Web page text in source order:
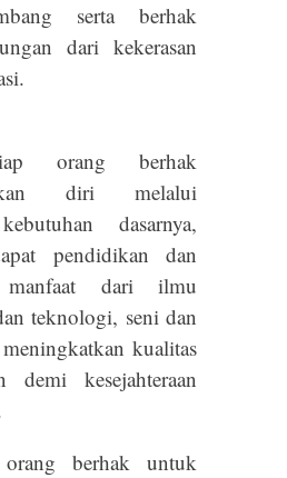
serta berhak
dari kekerasan
orang berhak
diri melalui
dasarnya,
pendidikan dan
manfaat dari ilmu
teknologi, seni dan
kualitas
demi kesejahteraan
berhak untuk